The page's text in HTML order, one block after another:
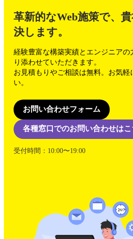
革新的なWeb施策で、
決します。
経験豊富な構築実績とエンジニア
り添わせていただきます。
お見積もりやご相談は無料。お気軽
い。
お問い合わせフォーム
各種窓口でのお問い合わせはこ
受付時間：10:00〜19:00